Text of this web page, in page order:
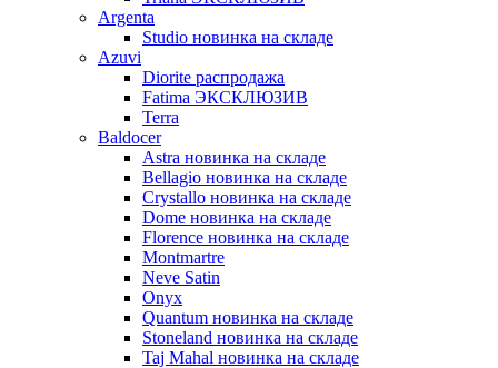
Argenta
Studio новинка на складе
Azuvi
Diorite распродажа
Fatima ЭКСКЛЮЗИВ
Terra
Baldoсer
Astra новинка на складе
Bellagio новинка на складе
Crystallo новинка на складе
Dome новинка на складе
Florence новинка на складе
Montmartre
Neve Satin
Onyx
Quantum новинка на складе
Stoneland новинка на складе
Taj Mahal новинка на складе